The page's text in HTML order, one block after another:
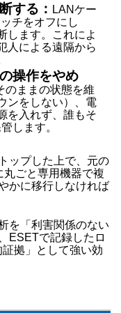
する： LANケー
チをオフにし
します。これによ
人による遠隔から
操作をやめ
のままの状態を維
ンをしない）、電
を入れず、誰もそ
します。
ップした上で、元の
ごと専用機器で複
かに移行しなければ
を「利害関係のない
ESETで記録したロ
拠」として強い効